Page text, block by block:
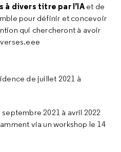
à divers titre par l’IAet de
pour définir et concevoir
qui chercheront à avoir
de juillet 2021 à
2021 à avril 2022
via un workshop le 14